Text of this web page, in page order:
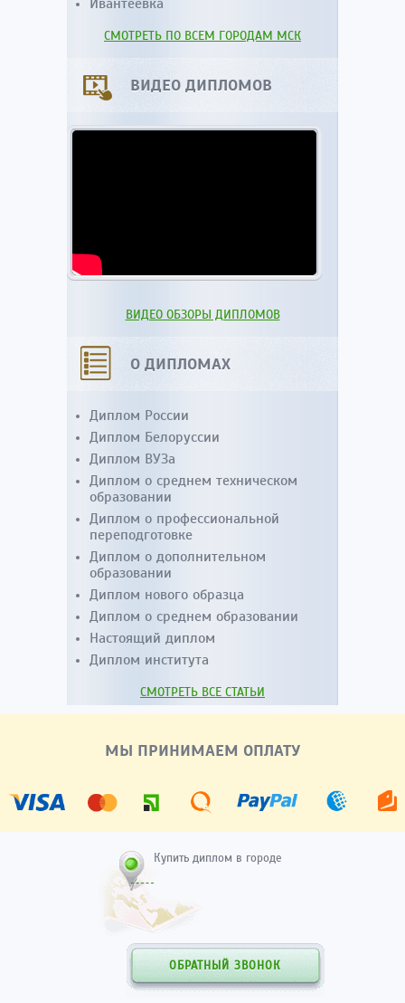
Ивантеевка
СМОТРЕТЬ ПО ВСЕМ ГОРОДАМ МСК
ВИДЕО ДИПЛОМОВ
ВИДЕО ОБЗОРЫ ДИПЛОМОВ
О ДИПЛОМАХ
Диплом России
Диплом Белоруссии
Диплом ВУЗа
Диплом о среднем техническом
образовании
Диплом о профессиональной
переподготовке
Диплом о дополнительном
образовании
Диплом нового образца
Диплом о среднем образовании
Настоящий диплом
Диплом института
СМОТРЕТЬ ВСЕ СТАТЬИ
МЫ ПРИНИМАЕМ ОПЛАТУ
Купить диплом в городе
ОБРАТНЫЙ ЗВОНОК